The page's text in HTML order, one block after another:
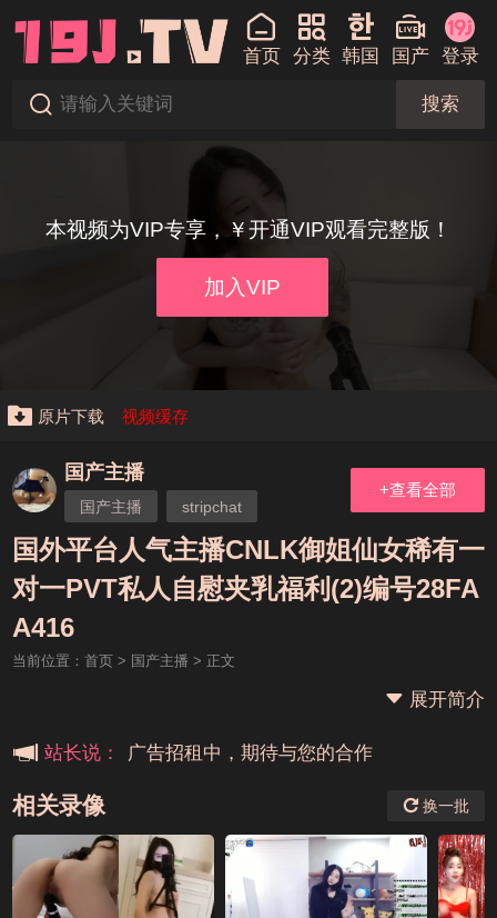
首页 分类 韩国 国产 登录
搜索
本视频为VIP专享，￥开通VIP观看完整版！
加入VIP
原片下载 视频缓存
国产主播
国产主播
stripchat
长腿露可
美胸
丰满
+查看全部
国外平台人气主播CNLK御姐仙女稀有一
对一PVT私人自慰夹乳福利(2)编号28FA
A416
当前位置： 首页> 国产主播 > 正文
展开简介
站长说：
本站大事件(19j网站发展历程)
广告招租中，期待与您的合作
相关录像 换一批